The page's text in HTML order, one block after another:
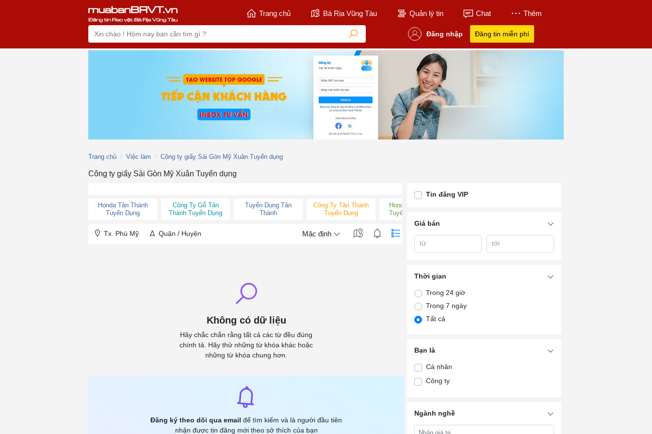
Trang chủ Bà Rịa Vũng Tàu Quản lý tin Chat Thêm
Đăng nhập Đăng tin miễn phí
Trang chủ Việc làm Công ty giấy Sài Gòn Mỹ Xuân Tuyển dụng
Công ty giấy Sài Gòn Mỹ Xuân Tuyển dụng
Honda Tân Thành
Tuyển Dụng
Công Ty Gỗ Tân
Thành Tuyển Dụng
Tuyển Dụng Tân
Thành
Công Ty Tân Thành
Tuyển Dụng
Honda Tân Thành
Tuyển Dụng 2023
Tx. Phú Mỹ Quận / Huyện Mặc định
Không có dữ liệu
Hãy chắc chắn rằng tất cả các từ đều đúng
chính tả. Hãy thử những từ khóa khác hoặc
những từ khóa chung hơn.
Đăng ký theo dõi qua email để tìm kiếm và là người đầu tiên
nhận được tin đăng mới theo sở thích của bạn
Tin đăng VIP
Giá bán
từ tới
Thời gian
Trong 24 giờ
Trong 7 ngày
Tất cả
Bạn là
Cá nhân
Công ty
Ngành nghề